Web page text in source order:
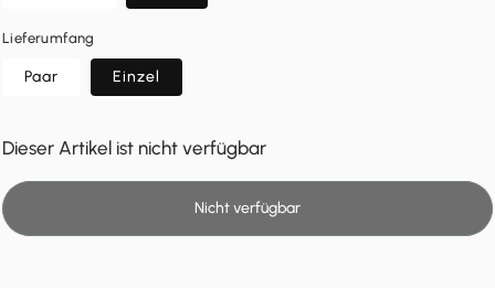
Lieferumfang
Paar Einzel
Dieser Artikel ist nicht verfügbar
Nicht verfügbar